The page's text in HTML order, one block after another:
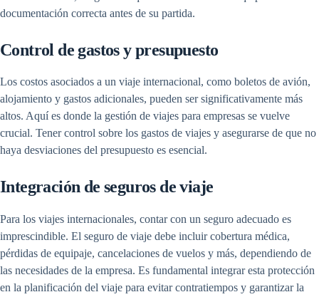
documentación correcta antes de su partida.
Control de gastos y presupuesto
Los costos asociados a un viaje internacional, como boletos de avión,
alojamiento y gastos adicionales, pueden ser significativamente más
altos. Aquí es donde la gestión de viajes para empresas se vuelve
crucial. Tener control sobre los gastos de viajes y asegurarse de que no
haya desviaciones del presupuesto es esencial.
Integración de seguros de viaje
Para los viajes internacionales, contar con un seguro adecuado es
imprescindible. El seguro de viaje debe incluir cobertura médica,
pérdidas de equipaje, cancelaciones de vuelos y más, dependiendo de
las necesidades de la empresa. Es fundamental integrar esta protección
en la planificación del viaje para evitar contratiempos y garantizar la